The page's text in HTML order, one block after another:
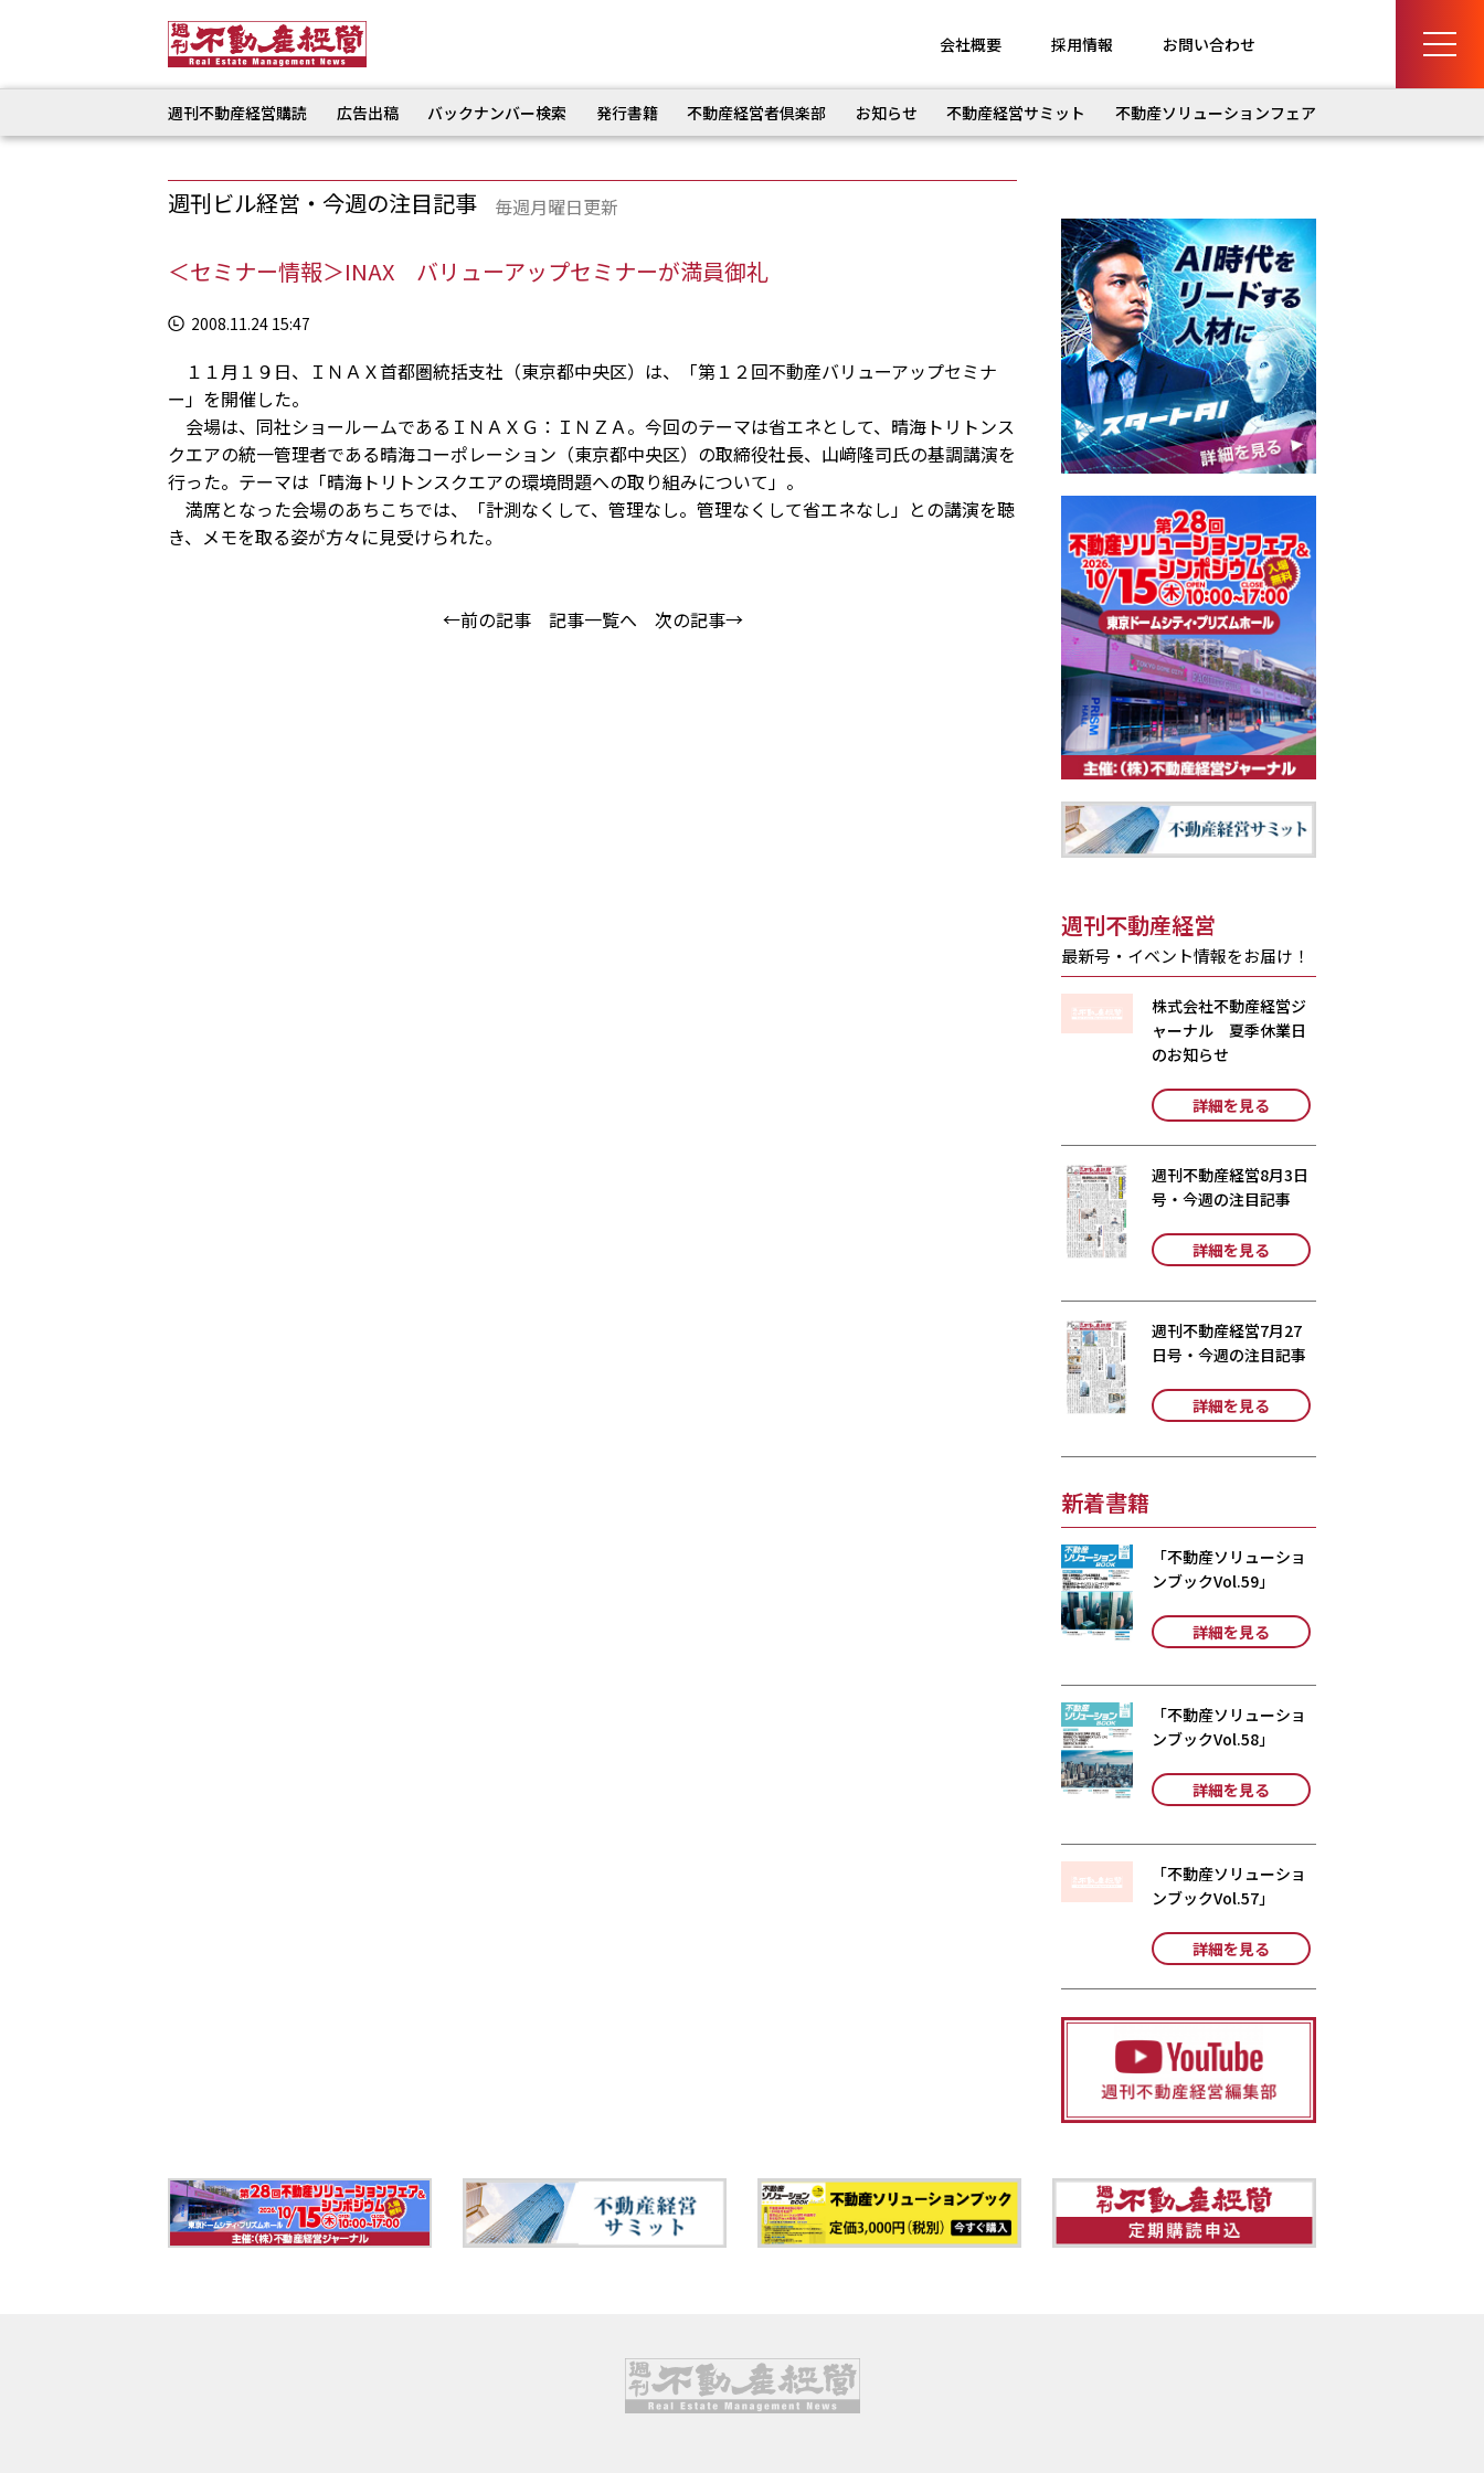
会社概要 採用情報 お問い合わせ
週刊不動産経営購読 広告出稿 バックナンバー検索 発行書籍 不動産経営者倶楽部 お知らせ 不動産経営サミット 不動産ソリューションフェア
週刊ビル経営・今週の注目記事 毎週月曜日更新
＜セミナー情報＞INAX バリューアップセミナーが満員御礼
2008.11.24 15:47
１１月１９日、ＩＮＡＸ首都圏統括支社（東京都中央区）は、「第１２回不動産バリューアップセミナ
ー」を開催した。
会場は、同社ショールームであるＩＮＡＸＧ：ＩＮＺＡ。今回のテーマは省エネとして、晴海トリトンス
クエアの統一管理者である晴海コーポレーション（東京都中央区）の取締役社長、山﨑隆司氏の基調講演を
行った。テーマは「晴海トリトンスクエアの環境問題への取り組みについて」。
満席となった会場のあちこちでは、「計測なくして、管理なし。管理なくして省エネなし」との講演を聴
き、メモを取る姿が方々に見受けられた。
←前の記事 記事一覧へ 次の記事→
週刊不動産経営
最新号・イベント情報をお届け！
株式会社不動産経営ジ
ャーナル 夏季休業日
のお知らせ
詳細を見る
週刊不動産経営8月3日
号・今週の注目記事
詳細を見る
週刊不動産経営7月27
日号・今週の注目記事
詳細を見る
新着書籍
「不動産ソリューショ
ンブックVol.59」
詳細を見る
「不動産ソリューショ
ンブックVol.58」
詳細を見る
「不動産ソリューショ
ンブックVol.57」
詳細を見る